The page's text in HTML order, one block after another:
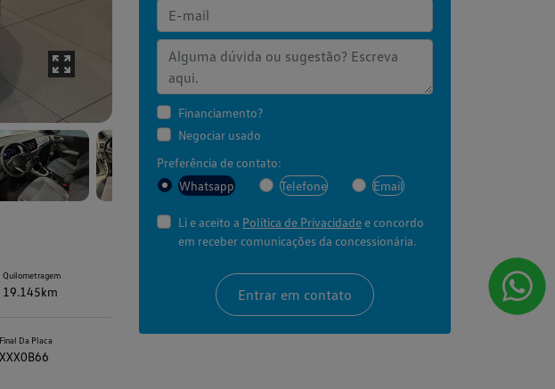
Financiamento?
Negociar usado
Preferência de contato:
Whatsapp
Telefone Email
Li e aceito a Política de Privacidadee concordo
em receber comunicações da concessionária.
Entrar em contato
Quilometragem
19.145km
Final Da Placa
XXX0B66